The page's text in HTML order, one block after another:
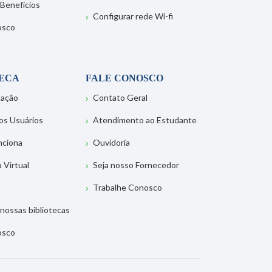
Configurar rede Wi-fi
Usuários
Virtual
bibliotecas
FALE CONOSCO
Contato Geral
Atendimento ao Estudante
Ouvidoria
Seja nosso Fornecedor
Trabalhe Conosco